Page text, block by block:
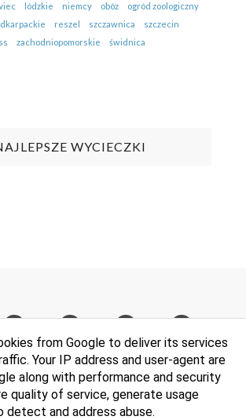
lódzkie niemcy obóz
ogród zoologiczny
reszel szczawnica
szczecin
zachodniopomorskie świdnica
WYCIECZKI
Wszelkie prawa zastrzeżone. Wsparcie
from Google to deliver its services
Your IP address and user-agent are
along with performance and security
quality of service, generate usage
and address abuse.